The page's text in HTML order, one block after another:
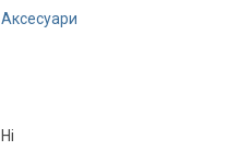
Аксесуари
Ні